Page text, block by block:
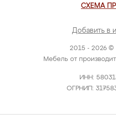
2015 - 2026 ©
Мебель от
ИНН:
ОГРНИП:
СХЕМА
Добавить в